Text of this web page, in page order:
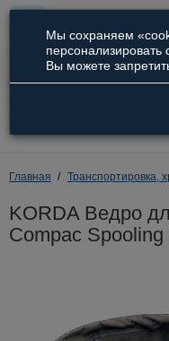
Главная Транспортировка,
KORDA Ведро
Compac
Описание
Мы сохраняем
персонализировать
Вы можете